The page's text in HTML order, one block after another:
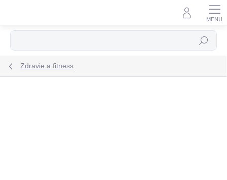
Hľadať
Zdravie a fitness